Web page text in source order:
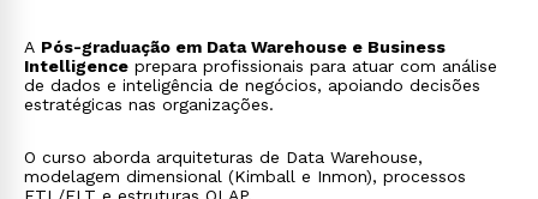
A Pós-graduação em Data Warehouse e Business
Intelligence prepara profissionais para atuar com análise
de dados e inteligência de negócios, apoiando decisões
estratégicas nas organizações.
O curso aborda arquiteturas de Data Warehouse,
modelagem dimensional (Kimball e Inmon), processos